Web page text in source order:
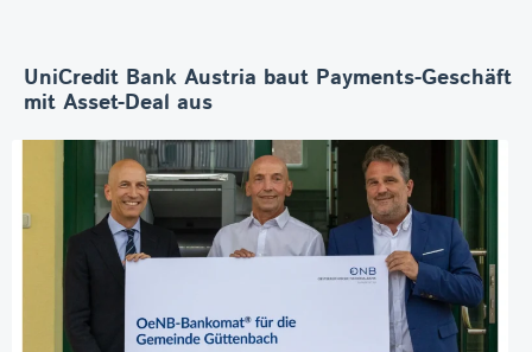
UniCredit Bank Austria baut Payments-Geschäft
mit Asset-Deal aus